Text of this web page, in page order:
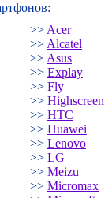
>> Acer
>> Alcatel
>> Asus
>> Explay
>> Fly
>> Highscreen
>> HTC
>> Huawei
>> Lenovo
>> LG
>> Meizu
>> Micromax